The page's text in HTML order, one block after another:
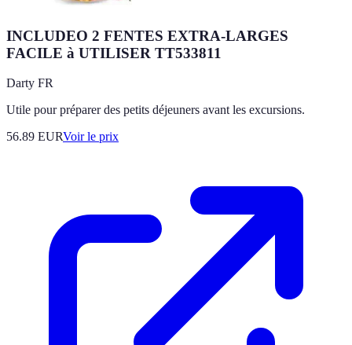
INCLUDEO 2 FENTES EXTRA-LARGES
FACILE à UTILISER TT533811
Darty FR
Utile pour préparer des petits déjeuners avant les excursions.
56.89 EURVoir le prix